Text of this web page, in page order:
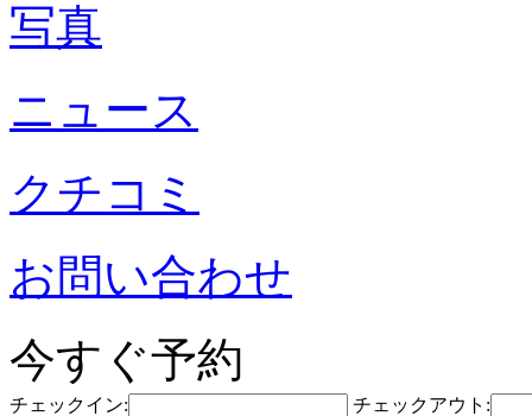
写真
ニュース
クチコミ
お問い合わせ
今すぐ予約
チェックイン: チェックアウト: